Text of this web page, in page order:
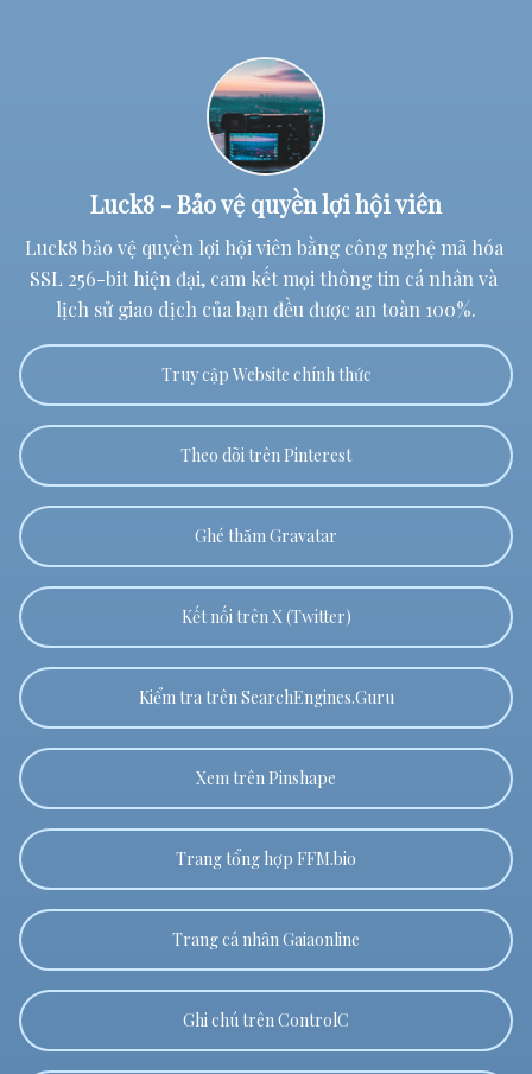
Luck8 - Bảo vệ quyền lợi hội viên
Luck8 bảo vệ quyền lợi hội viên bằng công nghệ mã hóa
SSL 256-bit hiện đại, cam kết mọi thông tin cá nhân và
lịch sử giao dịch của bạn đều được an toàn 100%.
Truy cập Website chính thức
Theo dõi trên Pinterest
Ghé thăm Gravatar
Kết nối trên X (Twitter)
Kiểm tra trên SearchEngines.Guru
Xem trên Pinshape
Trang tổng hợp FFM.bio
Trang cá nhân Gaiaonline
Ghi chú trên ControlC